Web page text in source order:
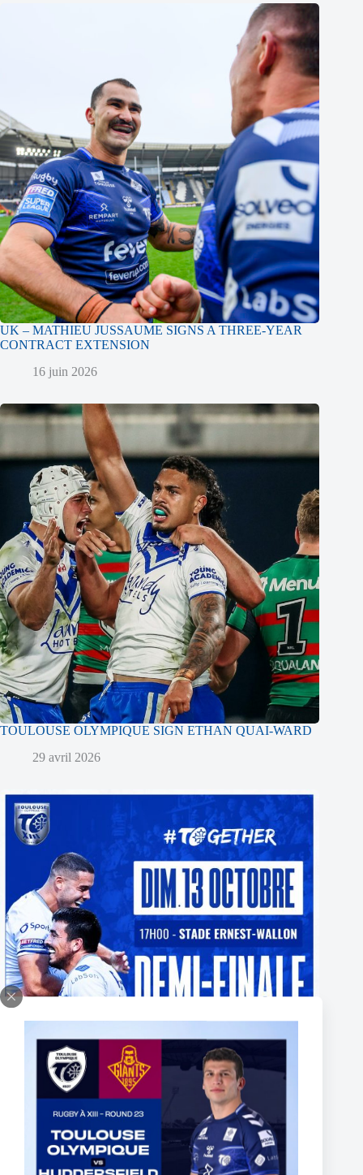
UK – MATHIEU JUSSAUME SIGNS A THREE-YEAR
CONTRACT EXTENSION
16 juin 2026
TOULOUSE OLYMPIQUE SIGN ETHAN QUAI-WARD
29 avril 2026
BILLETTERIE PARTENAIRE DEMI-FINALE
CHAMPIONSHIP 2024 – ABONNÉS INDIGO
2 octobre 2024